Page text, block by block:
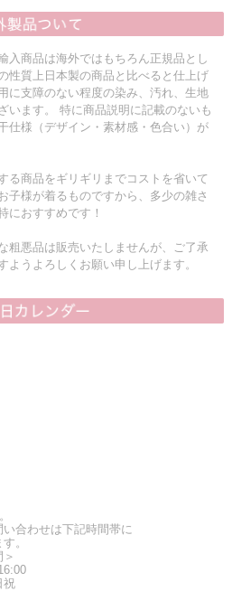
入商品は海外ではもちろん正規品とし
性質上日本製の商品と比べると仕上げ
に支障のない程度の染み、汚れ、生地
います。 特に商品説明に記載のないも
仕様（デザイン・素材感・色合い）が
る商品をギリギリまでコストを省いて
子様が着るものですから、多少の雑さ
におすすめです！
粗悪品は販売いたしませんが、ご了承
ようよろしくお願い申し上げます。
合わせは下記時間帯に
。
祝